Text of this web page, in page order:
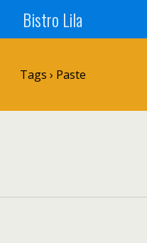
Bistro Lila
Tags › Paste